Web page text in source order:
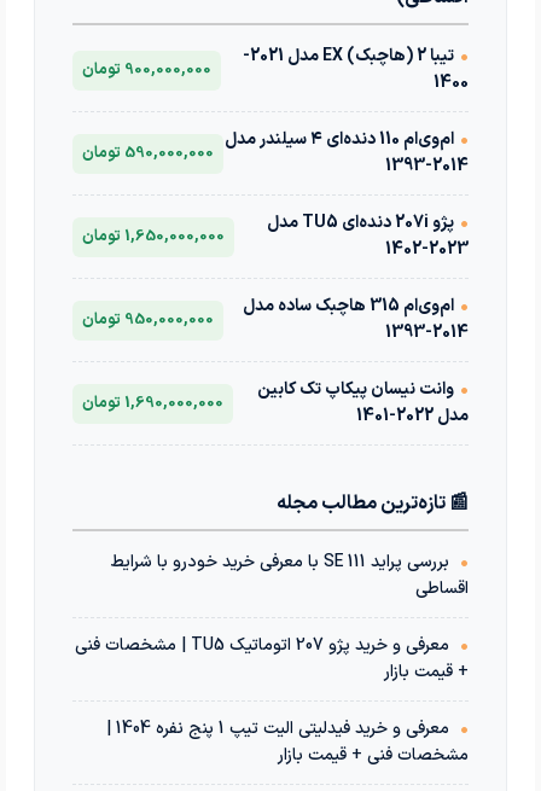
•
تیبا 2 (هاچبک) EX مدل 2021-
1400
900,000,000 تومان
•
ام‌وی‌ام 110 دنده‌ای ۴ سیلندر مدل
2014-1393
590,000,000 تومان
•
پژو 207i دنده‌ای TU5 مدل
2023-1402
1,650,000,000 تومان
•
ام‌وی‌ام 315 هاچبک ساده مدل
2014-1393
950,000,000 تومان
• وانت نیسان پیکاپ تک کابین
مدل 2022-1401
1,690,000,000 تومان
📰 تازه‌ترین مطالب مجله
•
بررسی پراید 111 SE با معرفی خرید خودرو با شرایط
اقساطی
•
معرفی و خرید پژو 207 اتوماتیک TU5 | مشخصات فنی
+ قیمت بازار
•
معرفی و خرید فیدلیتی الیت تیپ 1 پنج نفره 1404 |
مشخصات فنی + قیمت بازار